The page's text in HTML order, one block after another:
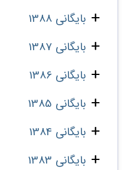
بایگانی 1388
بایگانی 1387
بایگانی 1386
بایگانی 1385
بایگانی 1384
بایگانی 1383